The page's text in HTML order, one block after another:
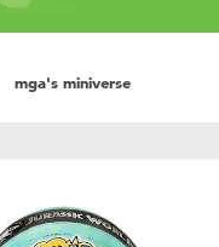
mga's miniverse